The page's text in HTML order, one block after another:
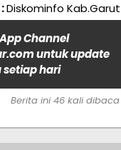
Diskominfo Kab.Garut
Channel
untuk update
hari
Berita ini 46 kali dibaca